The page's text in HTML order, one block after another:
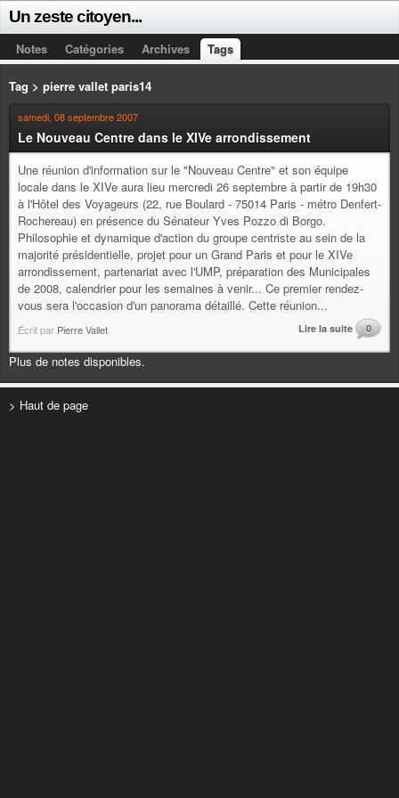
Un zeste citoyen...
Notes Catégories Archives Tags
Tag > pierre vallet paris14
samedi, 08 septembre 2007
Le Nouveau Centre dans le XIVe arrondissement
Une réunion d'information sur le "Nouveau Centre" et son équipe
locale dans le XIVe aura lieu mercredi 26 septembre à partir de 19h30
à l'Hôtel des Voyageurs (22, rue Boulard - 75014 Paris - métro Denfert-
Rochereau) en présence du Sénateur Yves Pozzo di Borgo.
Philosophie et dynamique d'action du groupe centriste au sein de la
majorité présidentielle, projet pour un Grand Paris et pour le XIVe
arrondissement, partenariat avec l'UMP, préparation des Municipales
de 2008, calendrier pour les semaines à venir... Ce premier rendez-
vous sera l'occasion d'un panorama détaillé. Cette réunion...
Écrit par Pierre Vallet Lire la suite 0
Plus de notes disponibles.
> Haut de page